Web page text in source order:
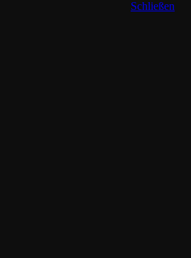
Schließen